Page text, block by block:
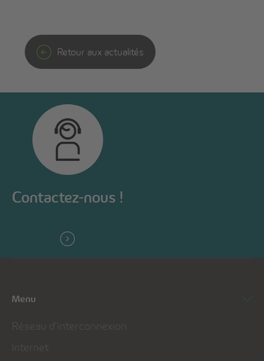
Retour aux actualités
Contactez-nous !
Menu
Réseau d’interconnexion
Internet